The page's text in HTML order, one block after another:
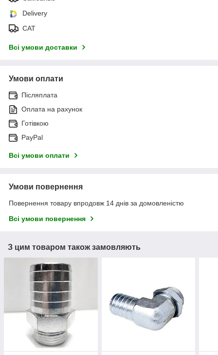
Delivery
САТ
Всі умови доставки
Умови оплати
Післяплата
Оплата на рахунок
Готівкою
PayPal
Всі умови оплати
Умови повернення
Повернення товару впродовж 14 днів за домовленістю
Всі умови повернення
З цим товаром також замовляють